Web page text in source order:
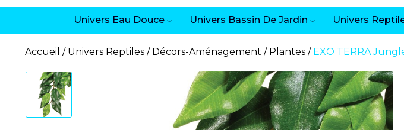
Univers Eau Douce Univers Bassin De Jardin Univers
Accueil Univers Reptiles Décors-Aménagement Plantes EXO TERRA